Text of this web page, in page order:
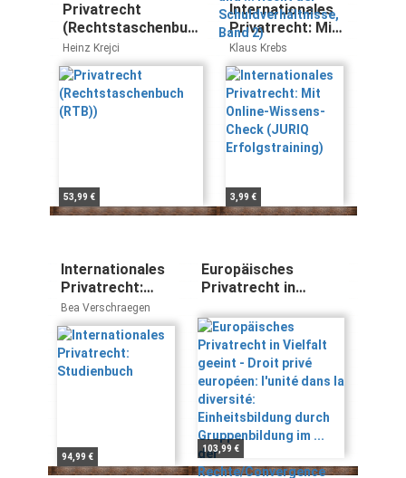
Privatrecht
(Rechtstaschenbuch
(RTB))
Heinz Krejci
53,99 €
Internationales
Privatrecht: Mit
Online-Wissens-
Check (JURIQ
Erfolgstraining)
Klaus Krebs
3,99 €
Internationales
Privatrecht:
Studienbuch
Bea Verschraegen
94,99 €
Europäisches
Privatrecht in
privé européen:
l'unité dans la
diversité:
Einheitsbildung
durch
Gruppenbildung im ...
der
Rechte/Convergence
des Droits)
103,99 €